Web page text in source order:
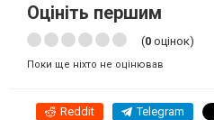
Оцініть першим
(0 оцінок)
Поки ще ніхто не оцінював
Reddit Telegram